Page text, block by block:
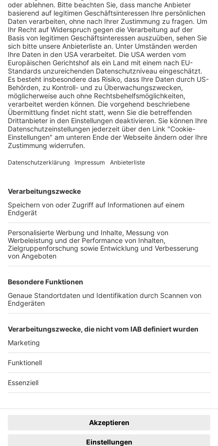
Verkaufsstellen vor
Ort
BZ-Card schnapp.de Kontakt
Mediadaten Datenschutz Cookie-Einstellungen Impressum
+49 761 496 8888
Tickethotline Mo–Fr: 9–12 Uhr
System